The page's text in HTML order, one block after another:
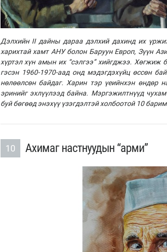
Дэлхийн II дайны дараа дэлхий дахинд их
харихтай хамт АНУ болон Баруун Европ, Зүүн
хүртэл хүн амын их “сэлгээ” хийгджээ. Хөгжиж
гэсэн 1960-1970-аад онд мэдэгдэхүйц өссөн
нөлөөлсөн байдаг. Харин тэр үеийнхэн өндөр
эринийг эхлүүлээд байна. Мэргэжилтнүүд
буйбөгөөд энэхүү үзэгдэлтэй холбоотой 10
10 Ахимаг настнуудын “арми”